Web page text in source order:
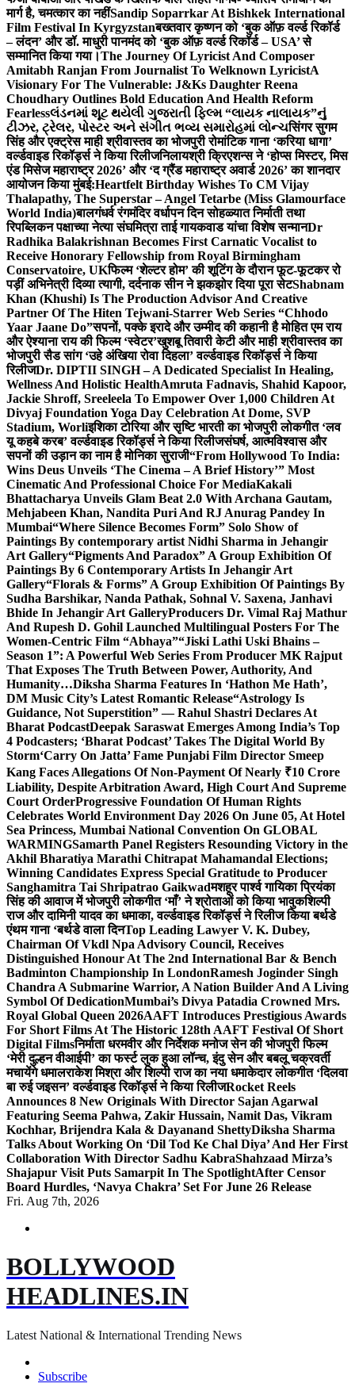
मार्ग है, चमत्कार का नहींSandip Soparrkar At Bishkek International
Film Festival In Kyrgyzstanबख्तवार कृष्णन को ‘बुक ऑफ़ वर्ल्ड रिकॉर्ड
– लंदन’ और डॉ. माधुरी पानमंद को ‘बुक ऑफ़ वर्ल्ड रिकॉर्ड – USA’ से
सम्मानित किया गया।The Journey Of Lyricist And Composer
Amitabh Ranjan From Journalist To Welknown LyricistA
Visionary For The Vulnerable: J&Ks Daughter Reena
Choudhary Outlines Bold Education And Health Reform
Fearlessલંડનમાં શૂટ થયેલી ગુજરાતી ફિલ્મ “લાયક નાલાયક”નું
ટીઝર, ટ્રેલર, પોસ્ટર અને સંગીત ભવ્ય સમારોહમાં લોન્ચसिंगर सुगम
सिंह और एक्ट्रेस माही श्रीवास्तव का भोजपुरी रोमांटिक गाना ‘करिया धागा’
वर्ल्डवाइड रिकॉर्ड्स ने किया रिलीजनिलायश्री क्रिएशन्स ने ‘होप्स मिस्टर, मिस
एंड मिसेज महाराष्ट्र 2026’ और ‘द ग्रैंड महाराष्ट्र अवार्ड 2026’ का शानदार
आयोजन किया मुंबई:Heartfelt Birthday Wishes To CM Vijay
Thalapathy, The Superstar – Angel Tetarbe (Miss Glamourface
World India)बालगंधर्व रंगमंदिर वर्धापन दिन सोहळ्यात निर्माती तथा
रिपब्लिकन पक्षाच्या नेत्या संघमित्रा ताई गायकवाड यांचा विशेष सन्मानDr
Radhika Balakrishnan Becomes First Carnatic Vocalist to
Receive Honorary Fellowship from Royal Birmingham
Conservatoire, UKफिल्म ‘शेल्टर होम’ की शूटिंग के दौरान फूट-फूटकर रो
पड़ीं अभिनेत्री दिव्या त्यागी, दर्दनाक सीन ने झकझोर दिया पूरा सेटShabnam
Khan (Khushi) Is The Production Advisor And Creative
Partner Of The Hiten Tejwani-Starrer Web Series “Chhodo
Yaar Jaane Do”सपनों, पक्के इरादे और उम्मीद की कहानी है मोहित एम राय
और ऐश्याना राय की फिल्म ‘स्वेटर’खुशबू तिवारी केटी और माही श्रीवास्तव का
भोजपुरी सैड सांग ‘उहे अंखिया रोवा दिहला’ वर्ल्डवाइड रिकॉर्ड्स ने किया
रिलीजDr. DIPTII SINGH – A Dedicated Specialist In Healing,
Wellness And Holistic HealthAmruta Fadnavis, Shahid Kapoor,
Jackie Shroff, Sreeleela To Empower Over 1,000 Children At
Divyaj Foundation Yoga Day Celebration At Dome, SVP
Stadium, Worliइशिका टोरिया और सृष्टि भारती का भोजपुरी लोकगीत ‘लव
यू कहबे करब’ वर्ल्डवाइड रिकॉर्ड्स ने किया रिलीजसंघर्ष, आत्मविश्वास और
सपनों की उड़ान का नाम है मोनिका सुराजी“From Hollywood To India:
Wins Deus Unveils ‘The Cinema – A Brief History’” Most
Cinematic And Professional Choice For MediaKakali
Bhattacharya Unveils Glam Beat 2.0 With Archana Gautam,
Mehjabeen Khan, Nandita Puri And RJ Anurag Pandey In
Mumbai“Where Silence Becomes Form” Solo Show of
Paintings By contemporary artist Nidhi Sharma in Jehangir
Art Gallery“Pigments And Paradox” A Group Exhibition Of
Paintings By 6 Contemporary Artists In Jehangir Art
Gallery“Florals & Forms” A Group Exhibition Of Paintings By
Sudha Barshikar, Nanda Pathak, Sohnal V. Saxena, Janhavi
Bhide In Jehangir Art GalleryProducers Dr. Vimal Raj Mathur
And Rupesh D. Gohil Launched Multilingual Posters For The
Women-Centric Film “Abhaya”“Jiski Lathi Uski Bhains –
Season 1”: A Powerful Web Series From Producer MK Rajput
That Exposes The Truth Between Power, Authority, And
Humanity…Diksha Sharma Features In ‘Hathon Me Hath’,
DM Music City’s Latest Romantic Release“Astrology Is
Guidance, Not Superstition” — Rahul Shastri Declares At
Bharat PodcastDeepak Saraswat Emerges Among India’s Top
4 Podcasters; ‘Bharat Podcast’ Takes The Digital World By
Storm‘Carry On Jatta’ Fame Punjabi Film Director Smeep
Kang Faces Allegations Of Non-Payment Of Nearly ₹10 Crore
Liability, Despite Arbitration Award, High Court And Supreme
Court OrderProgressive Foundation Of Human Rights
Celebrates World Environment Day 2026 On June 05, At Hotel
Sea Princess, Mumbai National Convention On GLOBAL
WARMINGSamarth Panel Registers Resounding Victory in the
Akhil Bharatiya Marathi Chitrapat Mahamandal Elections;
Winning Candidates Express Special Gratitude to Producer
Sanghamitra Tai Shripatrao Gaikwadमशहूर पार्श्व गायिका प्रियंका
सिंह की आवाज में भोजपुरी लोकगीत ‘माँ’ ने श्रोताओं को किया भावुकशिल्पी
राज और दामिनी यादव का धमाका, वर्ल्डवाइड रिकॉर्ड्स ने रिलीज किया बर्थडे
एंथम गाना ‘बर्थडे वाला दिनTop Leading Lawyer V. K. Dubey,
Chairman Of Vkdl Npa Advisory Council, Receives
Distinguished Honour At The 2nd International Bar & Bench
Badminton Championship In LondonRamesh Joginder Singh
Chandra A Submarine Warrior, A Nation Builder And A Living
Symbol Of DedicationMumbai’s Divya Patadia Crowned Mrs.
Royal Global Queen 2026AAFT Introduces Prestigious Awards
For Short Films At The Historic 128th AAFT Festival Of Short
Digital Filmsनिर्माता धरमवीर और निर्देशक मनोज सेन की भोजपुरी फिल्म
‘मेरी दुल्हन वीआईपी’ का फर्स्ट लुक हुआ लॉन्च, इंदु सेन और बबलू चक्रवर्ती
मचायेंगे धमालराकेश मिश्रा और शिल्पी राज का नया धमाकेदार लोकगीत ‘दिलवा
बा रुई जइसन’ वर्ल्डवाइड रिकॉर्ड्स ने किया रिलीजRocket Reels
Announces 8 New Originals With Director Sajan Agarwal
Featuring Seema Pahwa, Zakir Hussain, Namit Das, Vikram
Kochhar, Brijendra Kala & Dayanand ShettyDiksha Sharma
Talks About Working On ‘Dil Tod Ke Chal Diya’ And Her First
Collaboration With Director Sadhu KabraShahzaad Mirza’s
Shajapur Visit Puts Samarpit In The SpotlightAfter Censor
Board Hurdles, ‘Navya Chakra’ Set For June 26 Release
Fri. Aug 7th, 2026
BOLLYWOOD
HEADLINES.IN
Latest National & International Trending News
Subscribe